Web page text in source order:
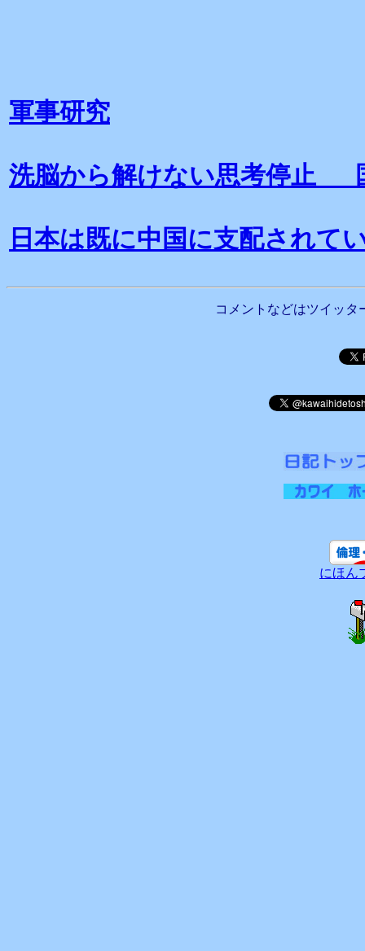
軍事研究
洗脳から解けない思考停止
日本は既に中国に支配されて
コメントなどはツイッタ
にほん